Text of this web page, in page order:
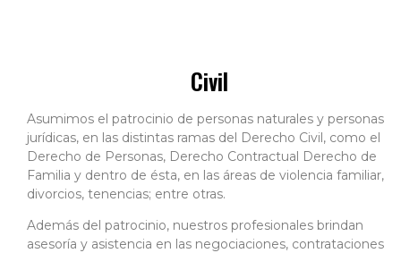
Civil
Asumimos el patrocinio de personas naturales y personas
jurídicas, en las distintas ramas del Derecho Civil, como el
Derecho de Personas, Derecho Contractual Derecho de
Familia y dentro de ésta, en las áreas de violencia familiar,
divorcios, tenencias; entre otras.
Además del patrocinio, nuestros profesionales brindan
asesoría y asistencia en las negociaciones, contrataciones